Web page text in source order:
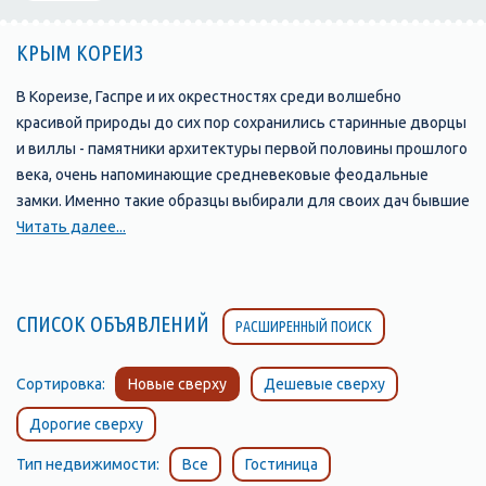
КРЫМ КОРЕИЗ
В Кореизе, Гаспре и их окрестностях среди волшебно
красивой природы до сих пор сохранились старинные дворцы
и виллы - памятники архитектуры первой половины прошлого
века, очень напоминающие средневековые феодальные
замки. Именно такие образцы выбирали для своих дач бывшие
их владельцы - князья Голицыны, Нарышкины, Мещерские В
представляет собой сравнительно небольшой, по нынешним
понятиям, двухбашенный дворец в английском стиле - одно
чуть моложе Алупкинского дворца и чем-то напоминает его.
Видимо, своей "двуликостью". Северный фасад строг, в духе
английской неоготики, а южный - по-настоящему "южен", с
просторными, увитыми розами террасами.Сейчас здесь
Читать далее...
СПИСОК ОБЪЯВЛЕНИЙ РАСШИРЕННЫЙ ПОИСК
Сортировка: Новые сверху Дешевые сверху
Дорогие сверху
Тип недвижимости: Все Гостиница